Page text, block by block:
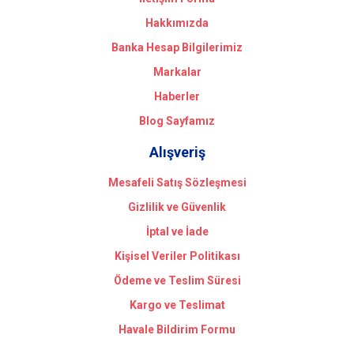
Hakkımızda
Banka Hesap Bilgilerimiz
Markalar
Haberler
Blog Sayfamız
Alışveriş
Mesafeli Satış Sözleşmesi
Gizlilik ve Güvenlik
İptal ve İade
Kişisel Veriler Politikası
Ödeme ve Teslim Süresi
Kargo ve Teslimat
Havale Bildirim Formu